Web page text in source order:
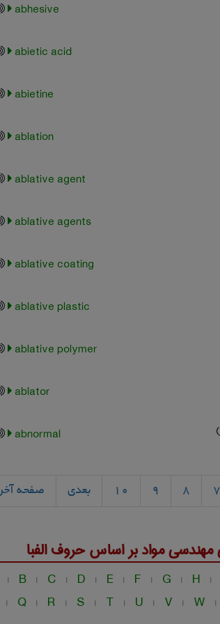
abhesive
abietic acid
abietine
ablation
ablative agent
ablative agents
ablative coating
ablative plastic
ablative polymer
ablator
abnormal
7
8
9
10 بعدی صفحه آخر
مهندسی موادبر اساس حروف الفبا
| B | C | D | E | F | G | H |
| Q | R | S | T | U | V | W |